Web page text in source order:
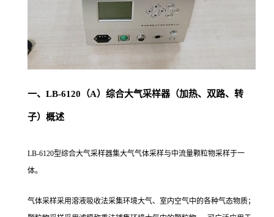
一、LB-6120（A）综合大气采样器（加热、双路、转
子）概述
LB-6120型综合大气采样器集大气气体采样与中流量颗粒物采样于一
体。
气体采样采用溶液吸收法采集环境大气、室内空气中的各种气态物质；